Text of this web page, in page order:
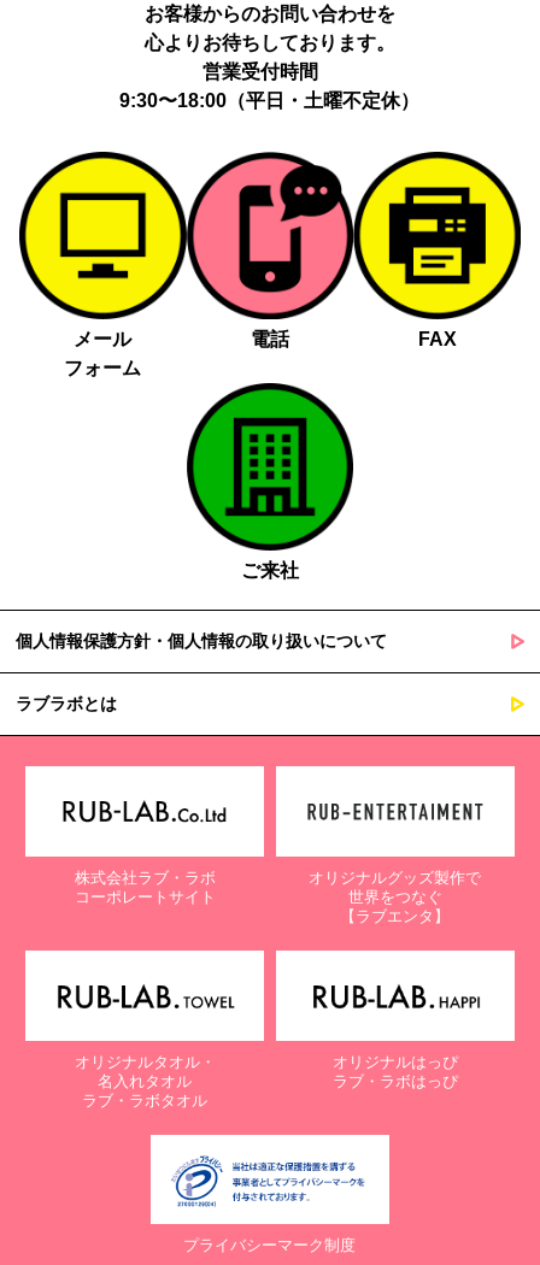
お客様からのお問い合わせを
心よりお待ちしております。
営業受付時間
9:30〜18:00（平日・土曜不定休）
メール
フォーム
電話 FAX
ご来社
個人情報保護方針・個人情報の取り扱いについて
ラブラボとは
株式会社ラブ・ラボ
コーポレートサイト
オリジナルグッズ製作で
世界をつなぐ
【ラブエンタ】
オリジナルタオル・
名入れタオル
ラブ・ラボタオル
オリジナルはっぴ
ラブ・ラボはっぴ
プライバシーマーク制度